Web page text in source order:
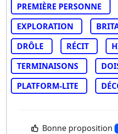
PREMIÈRE PERSONNE
EXPLORATION
DRÔLE
RÉCIT
TERMINAISONS
PLATFORM-LITE
Bonne proposition